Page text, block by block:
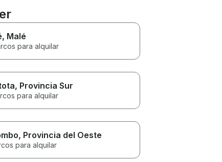
, Malé
para alquilar
, Provincia Sur
para alquilar
, Provincia del Oeste
para alquilar